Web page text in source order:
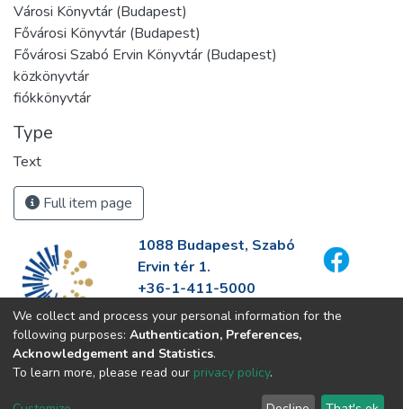
Városi Könyvtár (Budapest)
Fővárosi Könyvtár (Budapest)
Fővárosi Szabó Ervin Könyvtár (Budapest)
közkönyvtár
fiókkönyvtár
Type
Text
Full item page
1088 Budapest, Szabó
Ervin tér 1.
+36-1-411-5000
info@fszek.hu
https://fszek.hu
We collect and process your personal information for the
following purposes: Authentication, Preferences,
Acknowledgement and Statistics.
To learn more, please read our privacy policy.